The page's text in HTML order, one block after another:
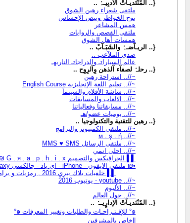
{.. المُنْتَديـآتْ الأدبِيـہْ ..
ملتقى شعراء رهين الشوق
بوح الخواطر ونبض الإحساس
همس المشاعر
ملتقى القصص والروايات
همسات أهل الشوق
{.. الريـآضـہْ والشَبَـآبْ ..
صدى الملآعب ..
عالم السياراتـ والدراجاتـ الناريهـ
{.. رحلہْ لصفآء آلذهن وِآلرِوِح ..
~//.. استراحة رهين
~//.. تعليم اللغة الإنجليزية English Course
~//.. شاشة الأفلام والسينمآ
~//.. الالعاب والمسابقات
~//.. مسابقاتنا وفعالياتنا
~//.. يوميات عضو/هـ
{.. رهين للتقنية والتكنولوجيا ..
~//.. ملتقى الكمبيوتر والبرامج
~//.. м . ş . ή
~//.. ملتقى الرسائل MMS ♥ SMS
~//.. احلى انمي
▌▌ الجرافيكس والتصميم G . я . a . p . h . i . x ₪•
•₪ ملتقى الايفون - iPhone - اي باد - جالكسي Samsung Galaxy₪•
▌▌ خلفيات بلاك بيري 2016 , رمزيات و برامج بلاك بيري BlackBerry
~//.. youtube - يوتيوب 2016
~//.. الألبوم
~//.. حول العالم
{.. المُنْتَديـآتْ الإدارٍيـہْ ..
๑° للإقـتـراحـات والطلبات وتغيير المعرفات ๑°
||خاص بالمشرفين